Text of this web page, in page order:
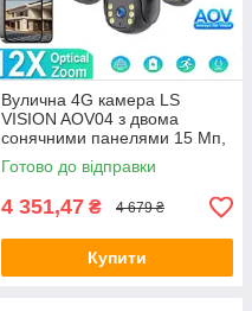
Вулична 4G камера LS
VISION AOV04 з двома
сонячними панелями 15 Мп,
3 об'єктиви, акумулятор
20100 мА·год, PIR
Готово до відправки
4 351,47 ₴ 4 679 ₴
Купити